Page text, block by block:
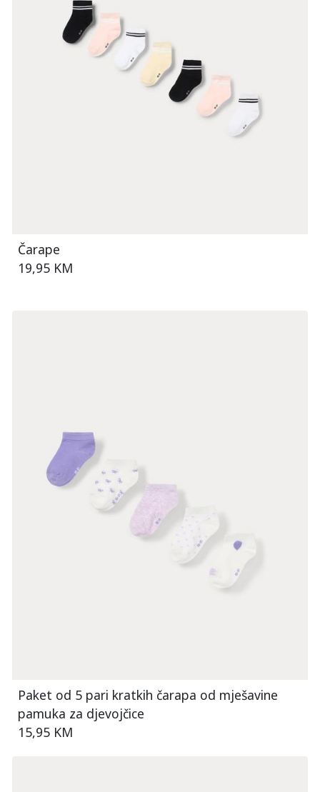
Čarape
19,95 KM
Paket od 5 pari kratkih čarapa od mješavine
pamuka za djevojčice
15,95 KM